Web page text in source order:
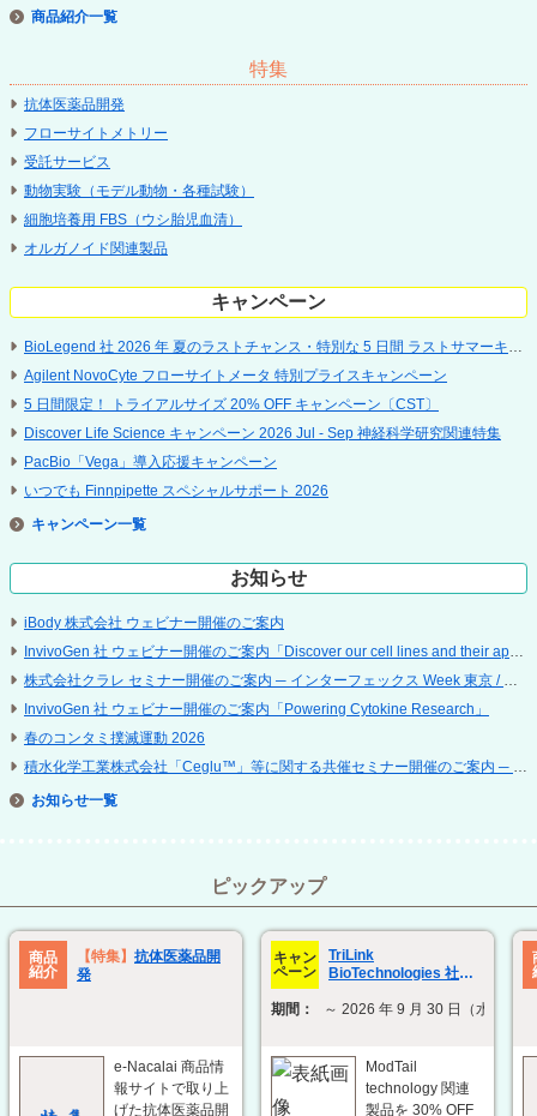
商品紹介
特集
抗体医薬品開発
フローサイトメトリー
受託サービス
動物実験（モデル動物・各種試験）
細胞培養用 FBS（ウシ胎児血清）
オルガノイド関連製品
キャンペーン
BioLegend 社 2026 年 夏のラストチャンス・特別な 5 日間 ラストサマーキャンペーン
Agilent NovoCyte フローサイトメータ 特別プライスキャンペーン
5 ⽇間限定！ トライアルサイズ 20% OFF キャンペーン〔CST〕
Discover Life Science キャンペーン 2026 Jul - Sep 神経科学研究関連特集
PacBio「Vega」導入応援キャンペーン
いつでも Finnpipette スペシャルサポート 2026
キャンペーン
お知らせ
iBody 株式会社 ウェビナー開催のご案内
InvivoGen 社 ウェビナー開催のご案内「Discover our cell lines and their applications」
株式会社クラレ セミナー開催のご案内 ─ インターフェックス Week 東京 / 再生医療 EXPO 東京
InvivoGen 社 ウェビナー開催のご案内「Powering Cytokine Research」
春のコンタミ撲滅運動 2026
積水化学工業株式会社「Ceglu™」等に関する共催セミナー開催のご案内 ─ 第 25 回 日本再生医療学会総会
お知らせ
ピックアップ
商品
紹介
【特集】 抗体医薬品開
発
e-Nacalai 商品情
報サイトで取り上
げた抗体医薬品開
キャン
ペーン
TriLink
BioTechnologies 社
連製品 30% OFF キャン
期間： ～ 2026 年 9 月 30 日（水）
ModTail
technology 関連
製品を 30% OFF